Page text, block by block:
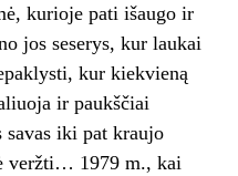
kurioje pati išaugo ir
jos seserys, kur laukai
kur kiekvieną
ir paukščiai
savas iki pat kraujo
veržti… 1979 m., kai